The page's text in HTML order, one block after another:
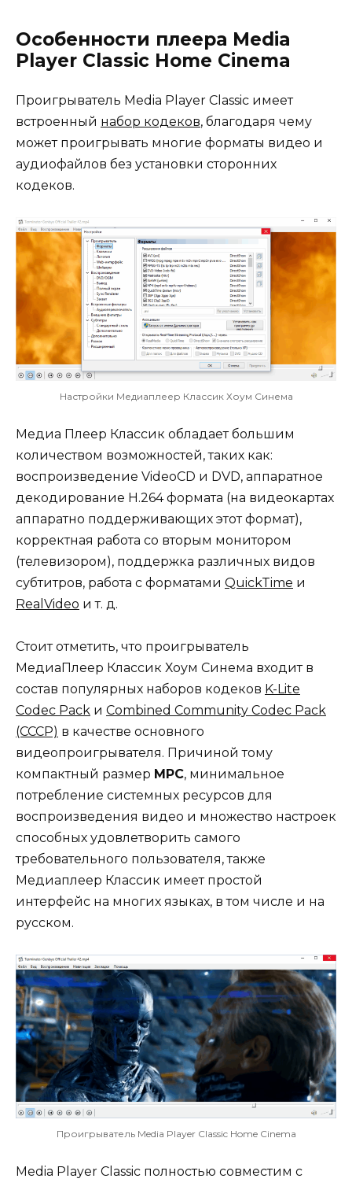
Особенности плеера Media
Player Classic Home Cinema
Проигрыватель Media Player Classic имеет
встроенный набор кодеков, благодаря чему
может проигрывать многие форматы видео и
аудиофайлов без установки сторонних
кодеков.
Настройки Медиаплеер Классик Хоум Синема
Медиа Плеер Классик обладает большим
количеством возможностей, таких как:
воспроизведение VideoCD и DVD, аппаратное
декодирование H.264 формата (на видеокартах
аппаратно поддерживающих этот формат),
корректная работа со вторым монитором
(телевизором), поддержка различных видов
субтитров, работа с форматами QuickTime и
RealVideo и т. д.
Стоит отметить, что проигрыватель
МедиаПлеер Классик Хоум Синема входит в
состав популярных наборов кодеков K-Lite
Codec Pack и Combined Community Codec Pack
(CCCP) в качестве основного
видеопроигрывателя. Причиной тому
компактный размер MPC, минимальное
потребление системных ресурсов для
воспроизведения видео и множество настроек
способных удовлетворить самого
требовательного пользователя, также
Медиаплеер Классик имеет простой
интерфейс на многих языках, в том числе и на
русском.
Проигрыватель Media Player Classic Home Cinema
Media Player Classic полностью совместим с